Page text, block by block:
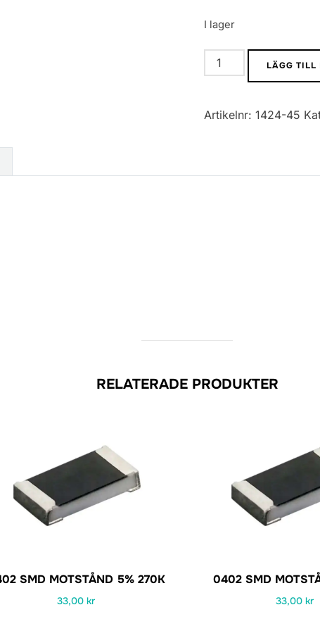
I lager
0402
SMD
5%
LÄGG TILL
Artikelnr: 1424-45
RELATERADE PRODUKTER
SMD MOTSTÅND 5% 270K
33,00kr
0402 SMD
33,00 kr